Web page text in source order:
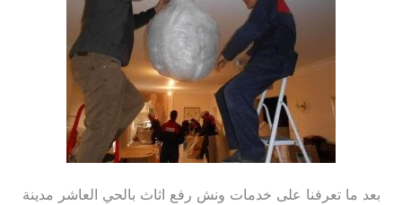
بعد ما تعرفنا على خدمات ونش رفع اثاث بالحي العاشر مدينة